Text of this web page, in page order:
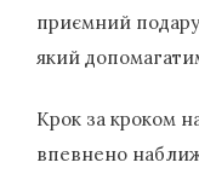
приємний
який
Крок за кроком
впевнено